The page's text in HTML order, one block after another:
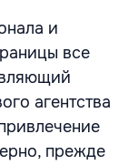
и
все
агентства
прежде